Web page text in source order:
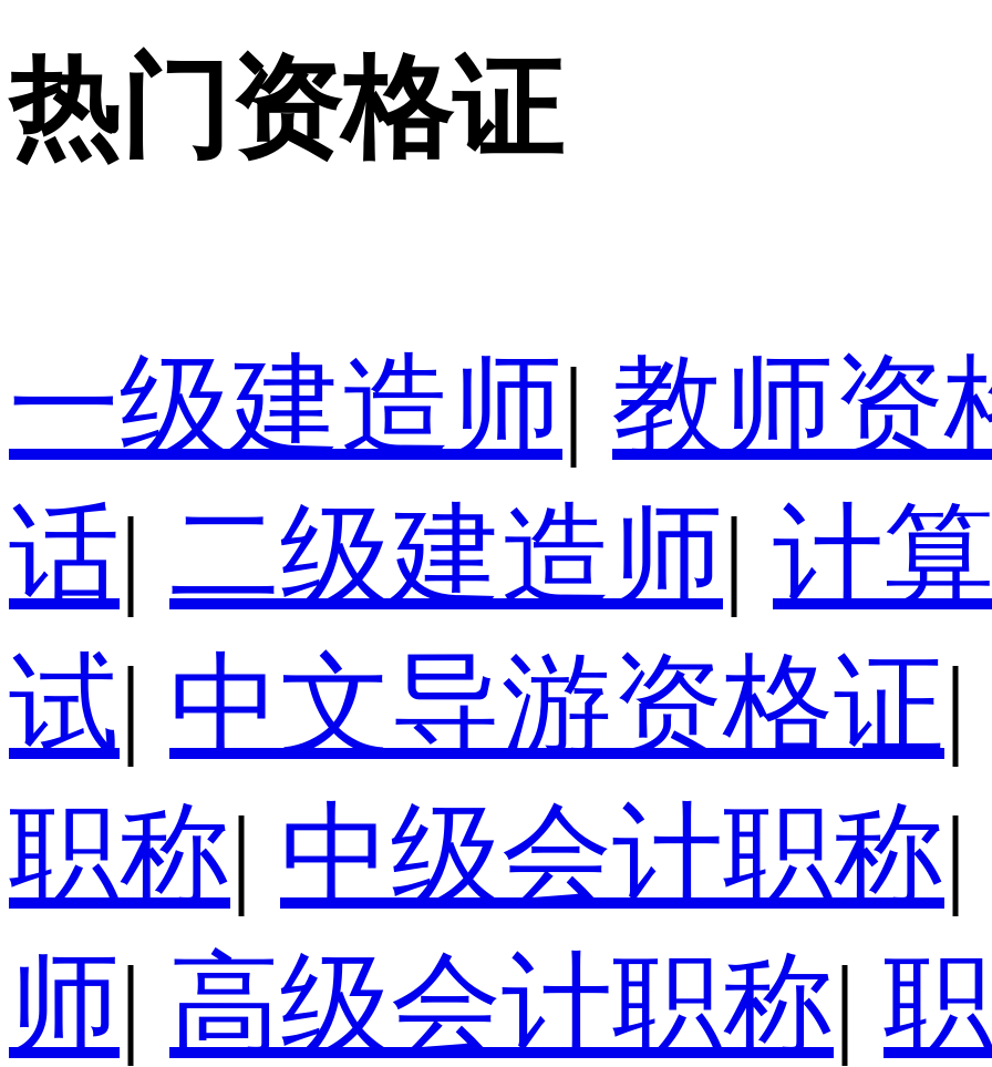
热门资格证
一级建造师| 教师资
话| 二级建造师| 计
试| 中文导游资格证|
职称| 中级会计职称|
师| 高级会计职称|